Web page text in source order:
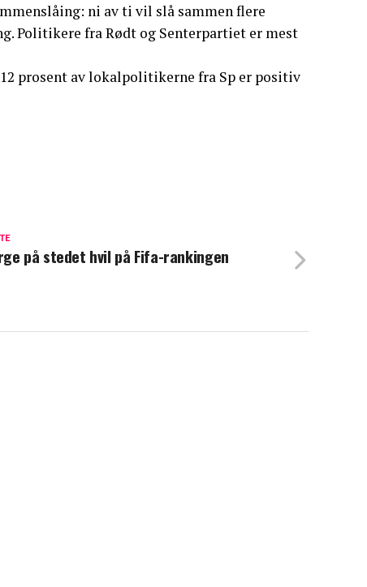
ni av ti vil slå sammen flere
Politikere fra Rødt og Senterpartiet er mest
prosent av lokalpolitikerne fra Sp er positiv
på stedet hvil på Fifa-rankingen